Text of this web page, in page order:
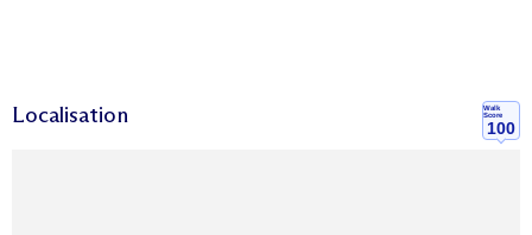
Localisation
Walk
Score
100